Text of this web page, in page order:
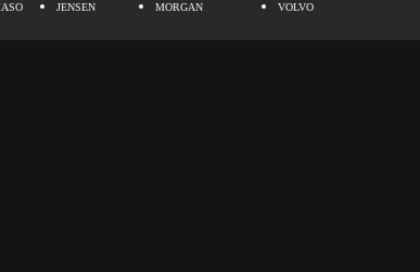
JENSEN
MORGAN
VOLVO